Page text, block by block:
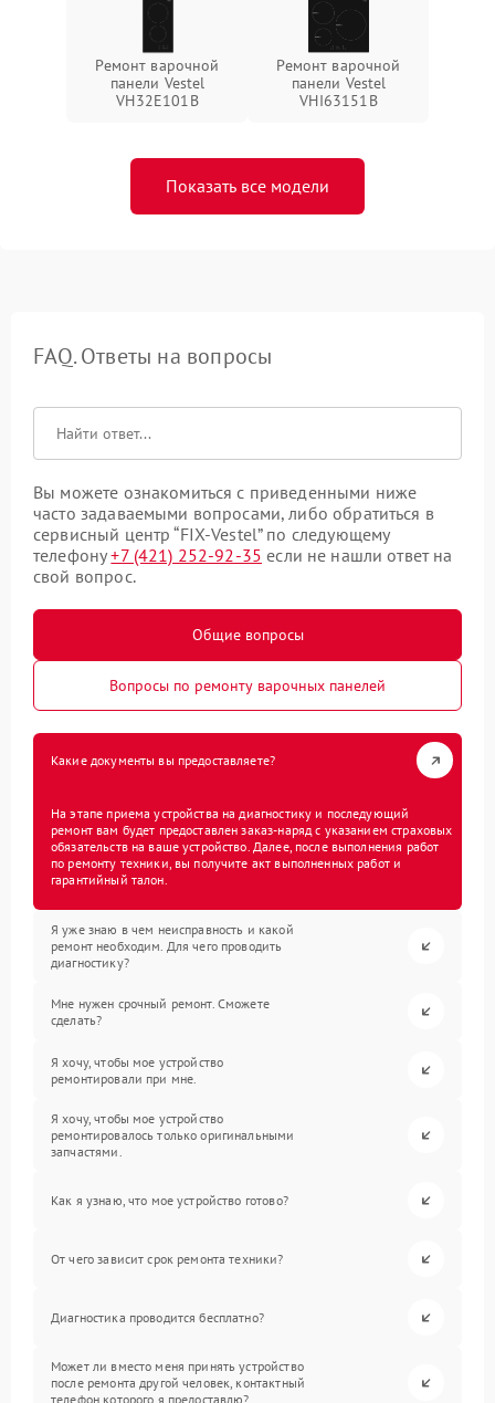
Ремонт варочной
панели Vestel
VH32E101B
Ремонт варочной
панели Vestel
VHI63151B
Показать все модели
FAQ. Ответы на вопросы
Вы можете ознакомиться с приведенными ниже
часто задаваемыми вопросами, либо обратиться в
сервисный центр “FIX-Vestel” по следующему
телефону+7 (421) 252-92-35 если не нашли ответ на
свой вопрос.
Общие вопросы
Вопросы по ремонту варочных панелей
Какие документы вы предоставляете?
На этапе приема устройства на диагностику и последующий
ремонт вам будет предоставлен заказ-наряд с указанием страховых
обязательств на ваше устройство. Далее, после выполнения работ
по ремонту техники, вы получите акт выполненных работ и
гарантийный талон.
Я уже знаю в чем неисправность и какой
ремонт необходим. Для чего проводить
диагностику?
Мне нужен срочный ремонт. Сможете
сделать?
Я хочу, чтобы мое устройство
ремонтировали при мне.
Я хочу, чтобы мое устройство
ремонтировалось только оригинальными
запчастями.
Как я узнаю, что мое устройство готово?
От чего зависит срок ремонта техники?
Диагностика проводится бесплатно?
Может ли вместо меня принять устройство
после ремонта другой человек, контактный
телефон которого я предоставлю?